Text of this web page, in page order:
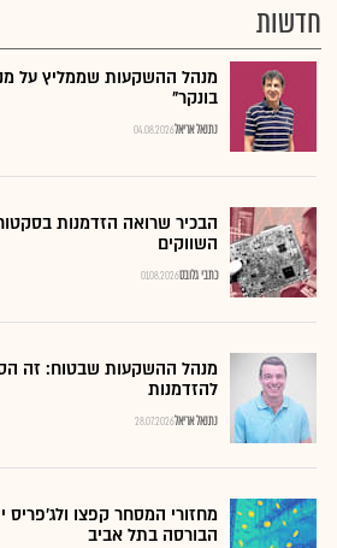
חדשות
מנהל ההשקעות שממליץ על
בונקר"
04.08.2026נתנאל אריאל
הבכיר שרואה הזדמנות
השווקים
01.08.2026כתבי גלובס
מנהל ההשקעות שבטוח: זה
להזדמנות
28.07.2026נתנאל אריאל
מחזורי המסחר קפצו
הבורסה בתל אביב